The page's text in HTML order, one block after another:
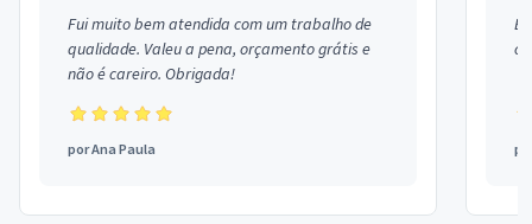
Fui muito bem atendida com um trabalho de
qualidade. Valeu a pena, orçamento grátis e
não é careiro. Obrigada!
porAna Paula